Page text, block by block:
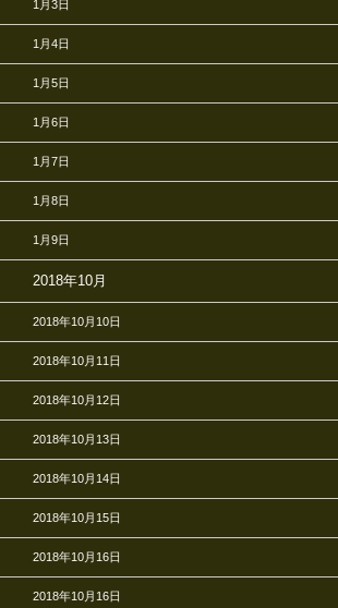
1月3日
1月4日
1月5日
1月6日
1月7日
1月8日
1月9日
2018年10月
2018年10月10日
2018年10月11日
2018年10月12日
2018年10月13日
2018年10月14日
2018年10月15日
2018年10月16日
2018年10月16日